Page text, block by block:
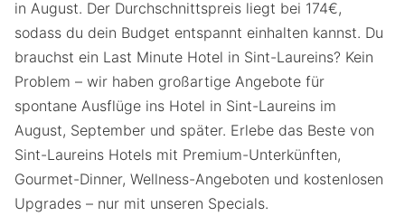
in August. Der Durchschnittspreis liegt bei 174€,
sodass du dein Budget entspannt einhalten kannst. Du
brauchst ein Last Minute Hotel in Sint-Laureins? Kein
Problem – wir haben großartige Angebote für
spontane Ausflüge ins Hotel in Sint-Laureins im
August, September und später. Erlebe das Beste von
Sint-Laureins Hotels mit Premium-Unterkünften,
Gourmet-Dinner, Wellness-Angeboten und kostenlosen
Upgrades – nur mit unseren Specials.